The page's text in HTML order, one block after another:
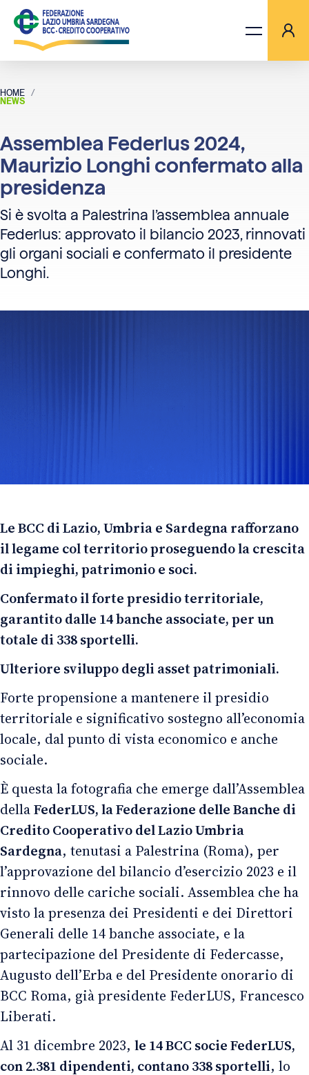
LA FEDERAZIONE
BANCHE
PROGETTI
AGGIORNAMENTI
ORIZZONTI TV
HOME
NEWS
ASSEMBLEA FEDERLUS 2024, MAURIZIO LONGHI CONFERMATO
Assemblea Federlus 2024,
Maurizio Longhi confermato alla
presidenza
Si è svolta a Palestrina l’assemblea annuale
Federlus: approvato il bilancio 2023, rinnovati
gli organi sociali e confermato il presidente
Longhi.
Le BCC di Lazio, Umbria e Sardegna rafforzano
il legame col territorio proseguendo la crescita
di impieghi, patrimonio e soci.
Confermato il forte presidio territoriale,
garantito dalle 14 banche associate, per un
totale di 338 sportelli.
Ulteriore sviluppo degli asset patrimoniali.
Forte propensione a mantenere il presidio
territoriale e significativo sostegno all’economia
locale, dal punto di vista economico e anche
sociale.
È questa la fotografia che emerge dall’Assemblea
dellaFederLUS, la Federazione delle Banche di
Credito Cooperativo del Lazio Umbria
Sardegna, tenutasi a Palestrina (Roma), per
l’approvazione del bilancio d’esercizio 2023 e il
rinnovo delle cariche sociali. Assemblea che ha
visto la presenza dei Presidenti e dei Direttori
Generali delle 14 banche associate, e la
partecipazione del Presidente di Federcasse,
Augusto dell’Erba e del Presidente onorario di
BCC Roma, già presidente FederLUS, Francesco
Liberati.
Al 31 dicembre 2023, le 14 BCC socie FederLUS,
con 2.381 dipendenti, contano 338 sportelli, lo